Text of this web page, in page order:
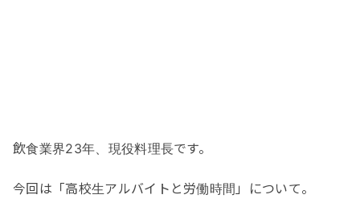
飲食業界23年、現役料理長です。
今回は「高校生アルバイトと労働時間」について。